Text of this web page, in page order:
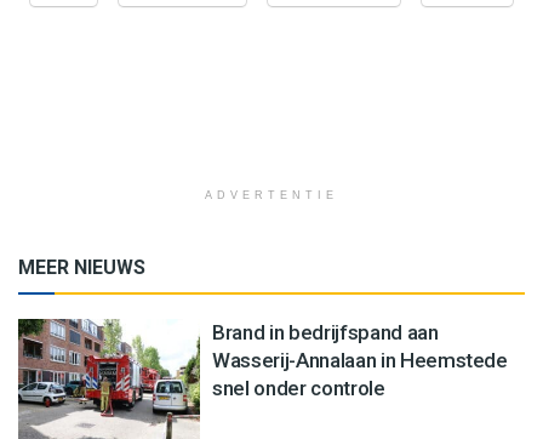
ADVERTENTIE
MEER NIEUWS
Brand in bedrijfspand aan
Wasserij-Annalaan in Heemstede
snel onder controle